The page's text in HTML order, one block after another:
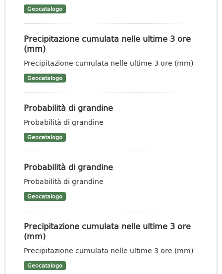
Geocatalogo
Precipitazione cumulata nelle ultime 3 ore
(mm)
Precipitazione cumulata nelle ultime 3 ore (mm)
Geocatalogo
Probabilità di grandine
Probabilità di grandine
Geocatalogo
Probabilità di grandine
Probabilità di grandine
Geocatalogo
Precipitazione cumulata nelle ultime 3 ore
(mm)
Precipitazione cumulata nelle ultime 3 ore (mm)
Geocatalogo